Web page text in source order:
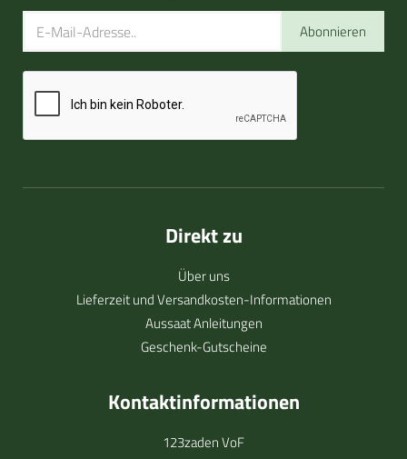
Abonnieren
Direkt zu
Über uns
Lieferzeit und Versandkosten-Informationen
Aussaat Anleitungen
Geschenk-Gutscheine
Kontaktinformationen
123zaden VoF